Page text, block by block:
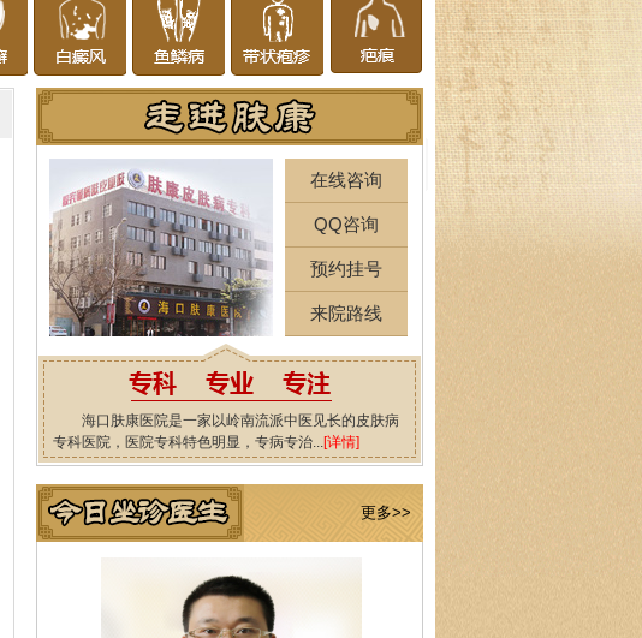
在线咨询
QQ咨询
预约挂号
来院路线
海口肤康医院是一家以岭南流派中医见长的皮肤病
专科医院，医院专科特色明显，专病专治...[详情]
更多>>